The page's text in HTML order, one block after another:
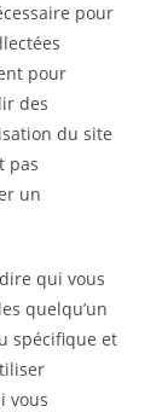
pour
pour
des
du site
pas
un
qui vous
quelqu’un
spécifique et
vous